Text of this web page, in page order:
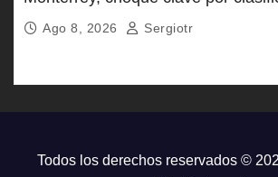
Ago 8, 2026 Sergiotr
Todos los derechos reservados ©